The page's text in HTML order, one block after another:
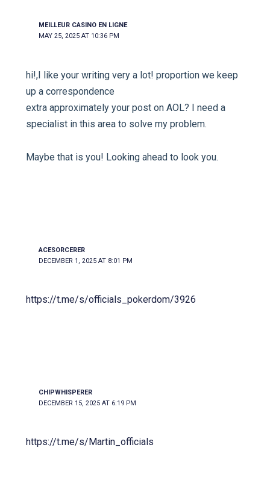
MEILLEUR CASINO EN LIGNE
MAY 25, 2025 AT 10:36 PM
hi!,I like your writing very a lot! proportion we keep
up a correspondence
extra approximately your post on AOL? I need a
specialist in this area to solve my problem.
Maybe that is you! Looking ahead to look you.
ACESORCERER
DECEMBER 1, 2025 AT 8:01 PM
https://t.me/s/officials_pokerdom/3926
CHIPWHISPERER
DECEMBER 15, 2025 AT 6:19 PM
https://t.me/s/Martin_officials